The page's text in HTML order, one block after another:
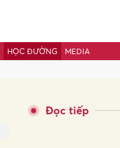
HỌC ĐƯỜNG MEDIA
Đọc tiếp